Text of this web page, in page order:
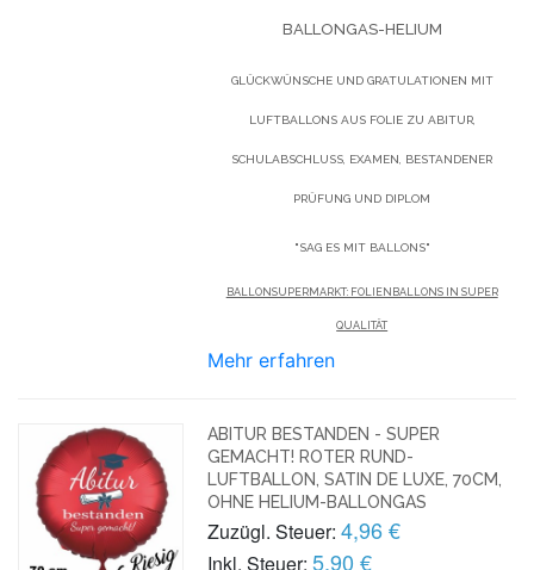
BALLONGAS-HELIUM
GLÜCKWÜNSCHE UND GRATULATIONEN MIT
LUFTBALLONS AUS FOLIE ZU ABITUR,
SCHULABSCHLUSS, EXAMEN, BESTANDENER
PRÜFUNG UND DIPLOM
"SAG ES MIT BALLONS"
BALLONSUPERMARKT: FOLIENBALLONS IN SUPER
QUALITÄT
Mehr erfahren
ABITUR BESTANDEN - SUPER
GEMACHT! ROTER RUND-
LUFTBALLON, SATIN DE LUXE, 70CM,
OHNE HELIUM-BALLONGAS
Zuzügl. Steuer: 4,96 €
Inkl. Steuer: 5,90 €